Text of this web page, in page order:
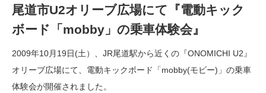
尾道市U2オリーブ広場にて『電動キック
ボード「mobby」の乗車体験会』
2009年10月19日(土）、JR尾道駅から近くの『ONOMICHI U2』
オリーブ広場にて、電動キックボード「mobby(モビー)」の乗車
体験会が開催されました。